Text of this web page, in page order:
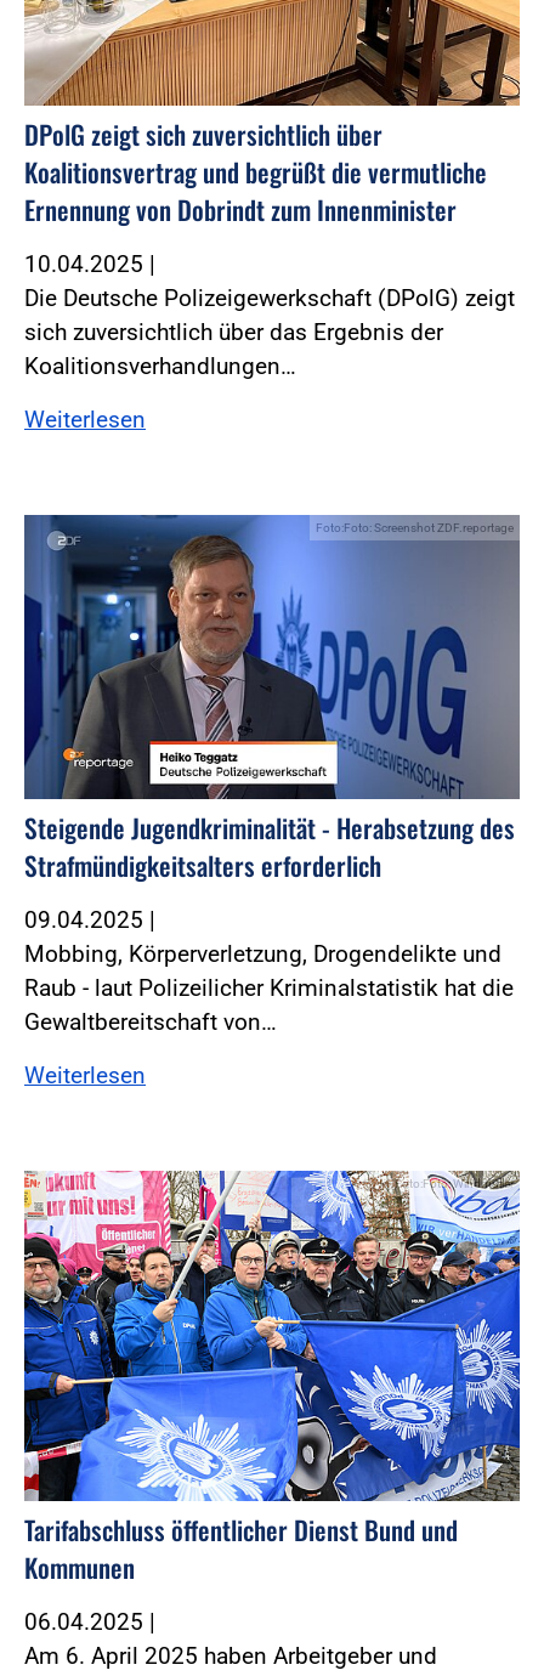
DPolG zeigt sich zuversichtlich über
Koalitionsvertrag und begrüßt die vermutliche
Ernennung von Dobrindt zum Innenminister
10.04.2025 |
Die Deutsche Polizeigewerkschaft (DPolG) zeigt
sich zuversichtlich über das Ergebnis der
Koalitionsverhandlungen…
Weiterlesen
Foto:Foto: Screenshot ZDF.reportage
Steigende Jugendkriminalität - Herabsetzung des
Strafmündigkeitsalters erforderlich
09.04.2025 |
Mobbing, Körperverletzung, Drogendelikte und
Raub - laut Polizeilicher Kriminalstatistik hat die
Gewaltbereitschaft von…
Weiterlesen
Foto:Foto: Windmüller
Tarifabschluss öffentlicher Dienst Bund und
Kommunen
06.04.2025 |
Am 6. April 2025 haben Arbeitgeber und